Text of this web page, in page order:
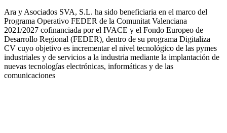
Ara y Asociados SVA, S.L. ha sido beneficiaria en el marco del
Programa Operativo FEDER de la Comunitat Valenciana
2021/2027 cofinanciada por el IVACE y el Fondo Europeo de
Desarrollo Regional (FEDER), dentro de su programa Digitaliza
CV cuyo objetivo es incrementar el nivel tecnológico de las pymes
industriales y de servicios a la industria mediante la implantación de
nuevas tecnologías electrónicas, informáticas y de las
comunicaciones